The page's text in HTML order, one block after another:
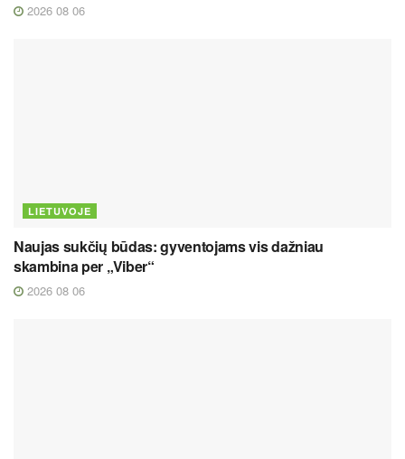
2026 08 06
LIETUVOJE
Naujas sukčių būdas: gyventojams vis dažniau
skambina per „Viber“
2026 08 06